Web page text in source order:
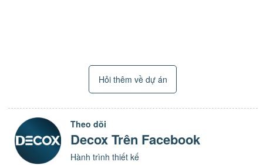
Hỏi thêm về dự án
Theo dõi
Decox Trên Facebook
Hành trình thiết kế